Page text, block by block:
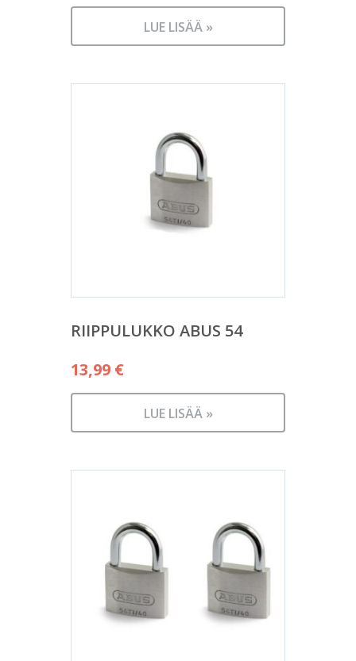
LUE LISÄÄ »
RIIPPULUKKO ABUS 54
13,99 €
LUE LISÄÄ »